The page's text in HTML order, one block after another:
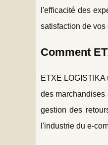
l'efficacité des
satisfaction de vos
Comment
ETXE
des marchandises
gestion des
l'industrie du e-